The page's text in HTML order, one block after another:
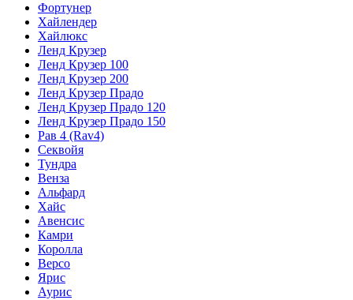
Фортунер
Хайлендер
Хайлюкс
Ленд Крузер
Ленд Крузер 100
Ленд Крузер 200
Ленд Крузер Прадо
Ленд Крузер Прадо 120
Ленд Крузер Прадо 150
Рав 4 (Rav4)
Секвойя
Тундра
Венза
Альфард
Хайс
Авенсис
Камри
Королла
Версо
Ярис
Аурис